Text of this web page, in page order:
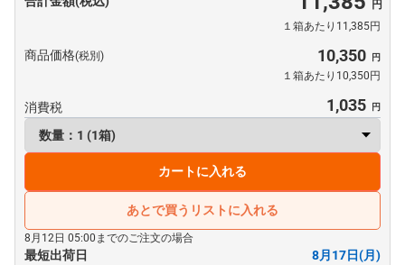
１箱あたり11,385円
商品価格(税別) 10,350
１箱あたり10,350円
消費税 1,035
カートに入れる
あとで買うリストに入れる
8月12日 05:00までのご注文の場合
最短出荷日 8月17日(月)